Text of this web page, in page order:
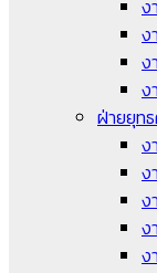
ง
ง
ง
ง
ฝ่ายยุท
ง
ง
ง
ง
ง